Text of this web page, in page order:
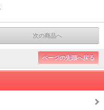
次の商品へ
ページの先頭へ戻る